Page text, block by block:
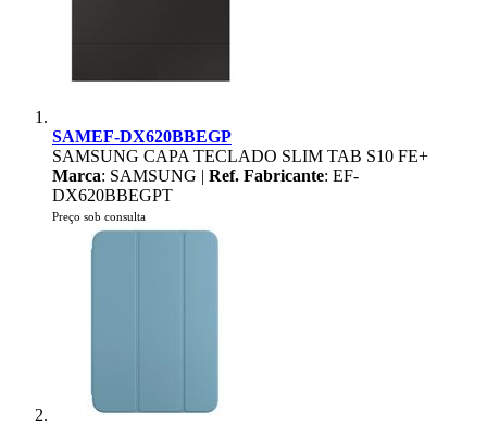
SAMEF-DX620BBEGP
SAMSUNG CAPA TECLADO SLIM TAB S10 FE+
Marca: SAMSUNG | Ref. Fabricante: EF-
DX620BBEGPT
Preço sob consulta